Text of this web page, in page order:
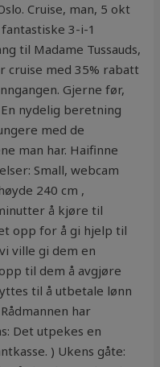
Cruise, man, 5 okt
3-i-1
til Madame Tussauds,
cruise med 35% rabatt
Gjerne før,
nydelig beretning
med de
man har. Haifinne
Small, webcam
240 cm ,
å kjøre til
opp for å gi hjelp til
ville gi dem en
til dem å avgjøre
til å utbetale lønn
har
Det utpekes en
) Ukens gåte: